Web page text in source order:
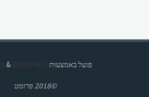
פועל באמצעות & WordPress.
©2018 פרומט